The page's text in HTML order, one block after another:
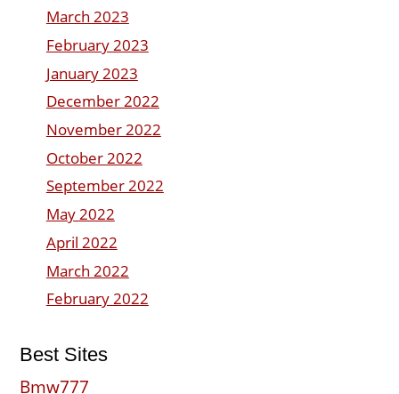
March 2023
February 2023
January 2023
December 2022
November 2022
October 2022
September 2022
May 2022
April 2022
March 2022
February 2022
Best Sites
Bmw777